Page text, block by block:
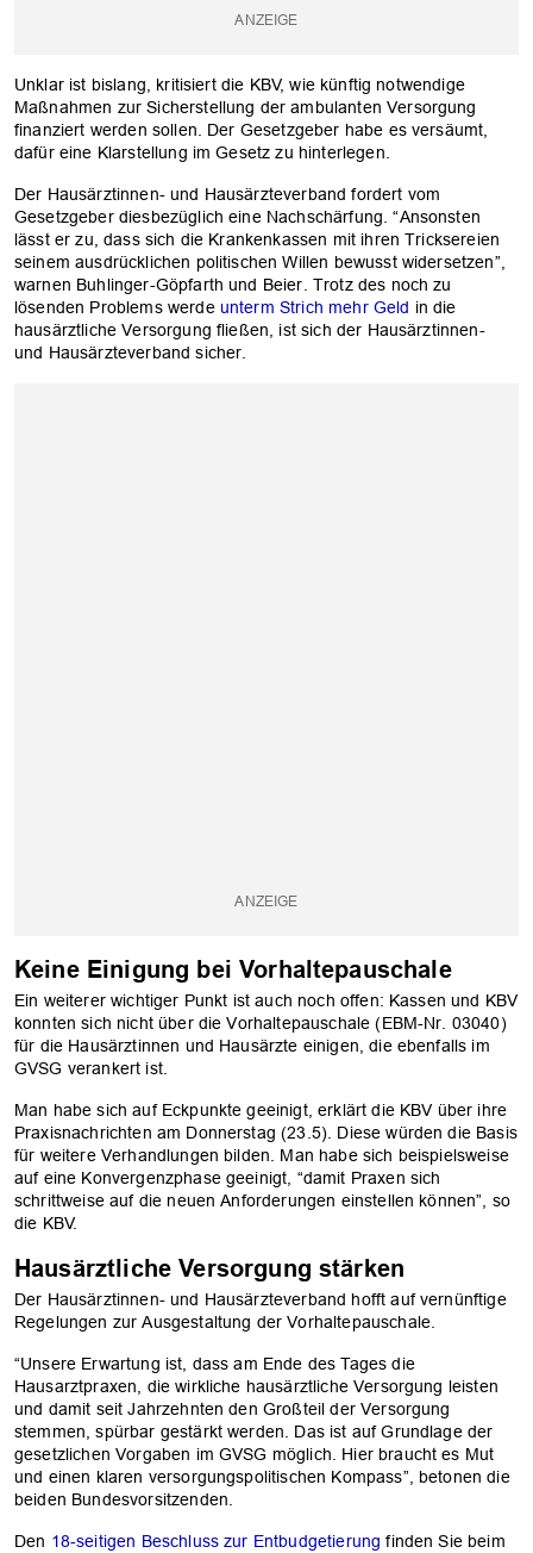
Unklar ist bislang, kritisiert die KBV, wie künftig notwendige
Maßnahmen zur Sicherstellung der ambulanten Versorgung
finanziert werden sollen. Der Gesetzgeber habe es versäumt,
dafür eine Klarstellung im Gesetz zu hinterlegen.
Der Hausärztinnen- und Hausärzteverband fordert vom
Gesetzgeber diesbezüglich eine Nachschärfung. “Ansonsten
lässt er zu, dass sich die Krankenkassen mit ihren Tricksereien
seinem ausdrücklichen politischen Willen bewusst widersetzen”,
warnen Buhlinger-Göpfarth und Beier. Trotz des noch zu
lösenden Problems werde unterm Strich mehr Geld in die
hausärztliche Versorgung fließen, ist sich der Hausärztinnen-
und Hausärzteverband sicher.
Keine Einigung bei Vorhaltepauschale
Ein weiterer wichtiger Punkt ist auch noch offen: Kassen und KBV
konnten sich nicht über die Vorhaltepauschale (EBM-Nr. 03040)
für die Hausärztinnen und Hausärzte einigen, die ebenfalls im
GVSG verankert ist.
Man habe sich auf Eckpunkte geeinigt, erklärt die KBV über ihre
Praxisnachrichten am Donnerstag (23.5). Diese würden die Basis
für weitere Verhandlungen bilden. Man habe sich beispielsweise
auf eine Konvergenzphase geeinigt, “damit Praxen sich
schrittweise auf die neuen Anforderungen einstellen können”, so
die KBV.
Hausärztliche Versorgung stärken
Der Hausärztinnen- und Hausärzteverband hofft auf vernünftige
Regelungen zur Ausgestaltung der Vorhaltepauschale.
“Unsere Erwartung ist, dass am Ende des Tages die
Hausarztpraxen, die wirkliche hausärztliche Versorgung leisten
und damit seit Jahrzehnten den Großteil der Versorgung
stemmen, spürbar gestärkt werden. Das ist auf Grundlage der
gesetzlichen Vorgaben im GVSG möglich. Hier braucht es Mut
und einen klaren versorgungspolitischen Kompass”, betonen die
beiden Bundesvorsitzenden.
Den 18-seitigen Beschluss zur Entbudgetierung finden Sie beim